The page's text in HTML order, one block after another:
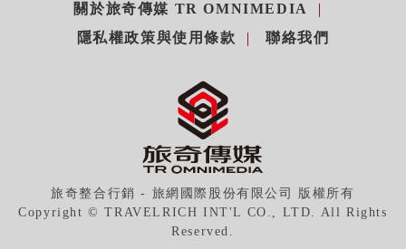
關於旅奇傳媒 TR OMNIMEDIA
隱私權政策與使用條款
聯絡我們
旅奇整合行銷 - 旅網國際股份有限公司 版權所有
Copyright © TRAVELRICH INT'L CO., LTD. All Rights
Reserved.